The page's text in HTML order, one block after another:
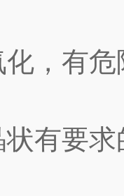
，有危
有要求